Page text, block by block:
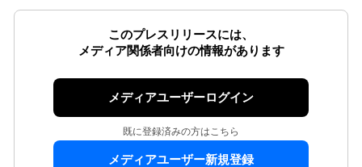
このプレスリリースには、
メディア関係者向けの情報があります
メディアユーザーログイン
既に登録済みの方はこちら
メディアユーザー新規登録